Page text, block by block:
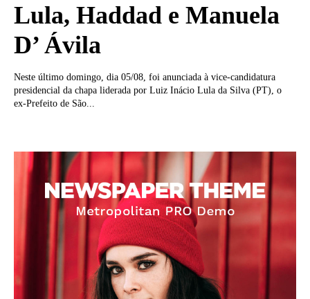
Lula, Haddad e Manuela
D’ Ávila
Neste último domingo, dia 05/08, foi anunciada à vice-candidatura
presidencial da chapa liderada por Luiz Inácio Lula da Silva (PT), o
ex-Prefeito de São...